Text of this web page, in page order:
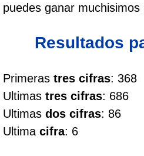
Cafeterito Noche
Caribeña Día
Caribeña Noche
Chontico Día
puedes ganar muchisimos
Resultados
Primeras tres cifras: 368
Ultimas tres cifras: 686
Ultimas dos cifras: 86
Ultima cifra: 6